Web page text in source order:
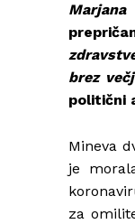
brez
politični
Mineva
je
za